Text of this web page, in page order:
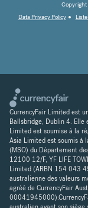
Copyright
Data Privacy Policy
CurrencyFair Limited est
Ballsbridge, Dublin 4. Elle
Limited est soumise à la
Asia Limited est soumis à
(MSO) du Département
12100 12/F, YF LIFE
Limited (ARBN 154 043
australienne des valeurs
agréé de CurrencyFair